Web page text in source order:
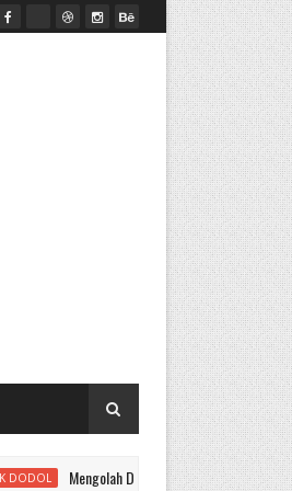
Mengolah Dodol ALAT MESIN